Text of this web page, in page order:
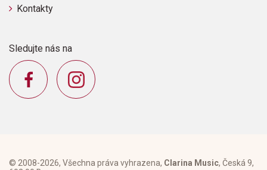
Kontakty
Sledujte nás na
© 2008-2026, Všechna práva vyhrazena, Clarina Music, Česká 9,